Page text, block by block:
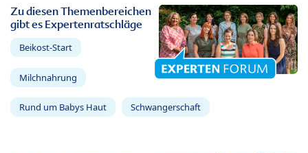
Zu diesen Themenbereichen
gibt es Expertenratschläge
Beikost-Start
Milchnahrung
Rund um Babys Haut Schwangerschaft